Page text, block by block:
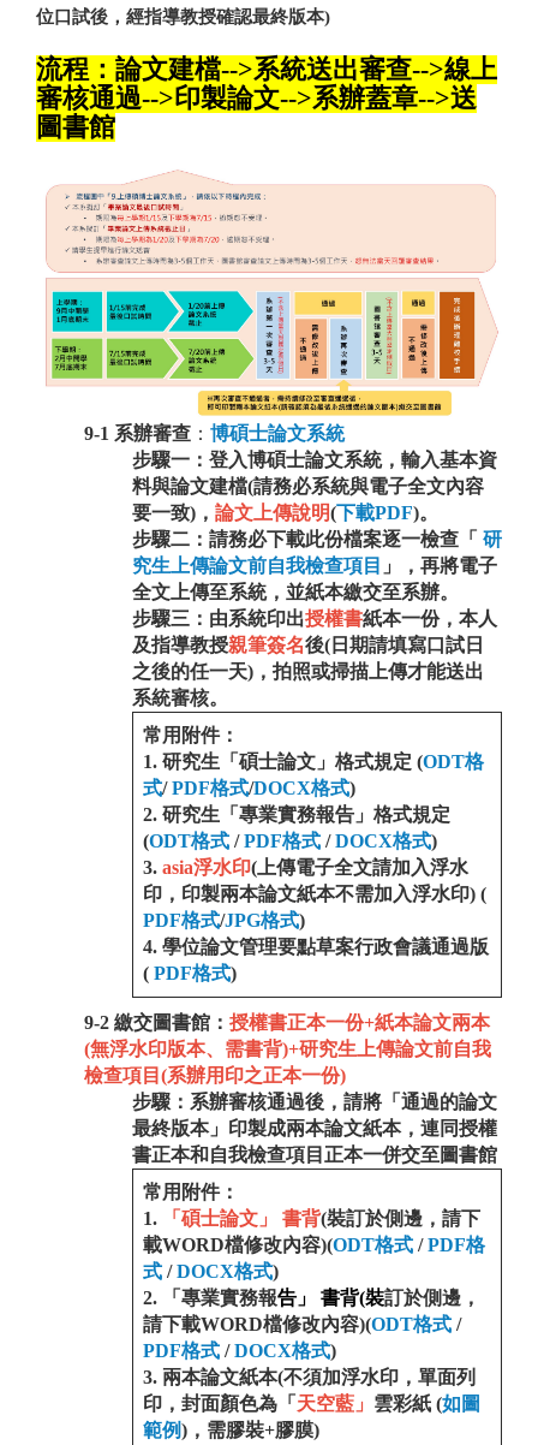
位口試後，經指導教授確認最終版本)
流程：論文建檔-->系統送出審查-->線上
審核通過-->印製論文-->系辦蓋章-->送
圖書館
9-1 系辦審查 ： 博碩士論文系統
步驟一：登入博碩士論文系統，輸入基本資
料與論文建檔(請務必系統與電子全文內容
要一致)， 論文上傳說明(下載PDF)。
步驟二： 請務必下載此份檔案逐一檢查「 研
究生上傳論文前自我檢查項目 」，再將電子
全文上傳至系統，並紙本繳交至系辦。
步驟三：由系統印出授權書紙本一份，本人
及指導教授親筆簽名後(日期請填寫口試日
之後的任一天)，拍照或掃描上傳才能送出
系統審核。
常用附件：
1. 研究生「碩士論文」格式規定 (ODT格
式/PDF格式/DOCX格式)
2. 研究生「專業實務報告」格式規定
(ODT格式 /PDF格式 /DOCX格式)
3. asia浮水印(上傳電子全文請加入浮水
印，印製兩本論文紙本不需加入浮水印) (
PDF格式/JPG格式)
4. 學位論文管理要點草案行政會議通過版
( PDF格式)
9-2 繳交圖書館： 授權書正本一份+紙本論文兩本
(無浮水印版本、需書背)+研究生上傳論文前自我
檢查項目 (系辦用印之正本一份)
步驟：系辦審核通過後， 請將「通過的論文
最終版本」 印製成兩本論文紙本，連同授權
書正本和自我檢查項目正本一併交至圖書館
常用附件：
1.
「碩士論文」 書背(裝訂於側邊，請下
載WORD檔修改內容)(ODT格式 /PDF格
式 /DOCX格式)
2.
「專業實務報告」 書背(裝訂於側邊，
請下載WORD檔修改內容)(ODT格式 /
PDF格式 /DOCX格式)
3. 兩本論文紙本(不須加浮水印，單面列
印，封面顏色為「 天空藍」 雲彩紙 (如圖
範例)，需膠裝+膠膜)